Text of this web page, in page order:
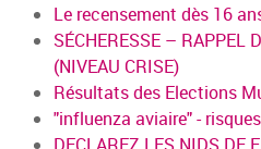
Le recensement dès 16
SÉCHERESSE – RAPPEL
(NIVEAU CRISE)
Résultats des Elections
"influenza aviaire" -